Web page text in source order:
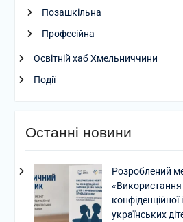
Позашкільна
Професійна
Освітній хаб Хмельниччини
Події
Останні новини
Розроблений
«Використання
конфіденційної
українських